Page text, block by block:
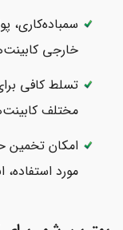
خارجی
تسلط کافی
مختلف
امکان تخمین
مورد استفاده،